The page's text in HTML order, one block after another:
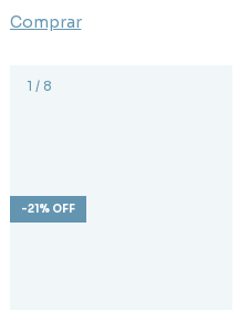
Comprar
1 / 8
-21 % OFF